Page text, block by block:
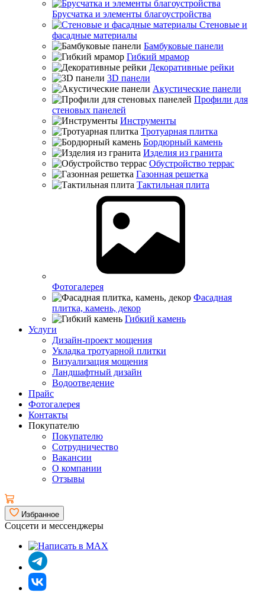
Брусчатка и элементы благоустройства
Стеновые и
фасадные материалы
Бамбуковые панели
Гибкий мрамор
Декоративные рейки
3D панели
Акустические панели
Профили для
стеновых панелей
Инструменты
Тротуарная плитка
Бордюрный камень
Изделия из гранита
Обустройство террас
Газонная решетка
Тактильная плита
Фотогалерея
Фасадная
плитка, камень, декор
Гибкий камень
Услуги
Дизайн-проект мощения
Укладка тротуарной плитки
Визуализация мощения
Ландшафтный дизайн
Водоотведение
Прайс
Фотогалерея
Контакты
Покупателю
Покупателю
Сотрудничество
Вакансии
О компании
Отзывы
Избранное
Соцсети и мессенджеры